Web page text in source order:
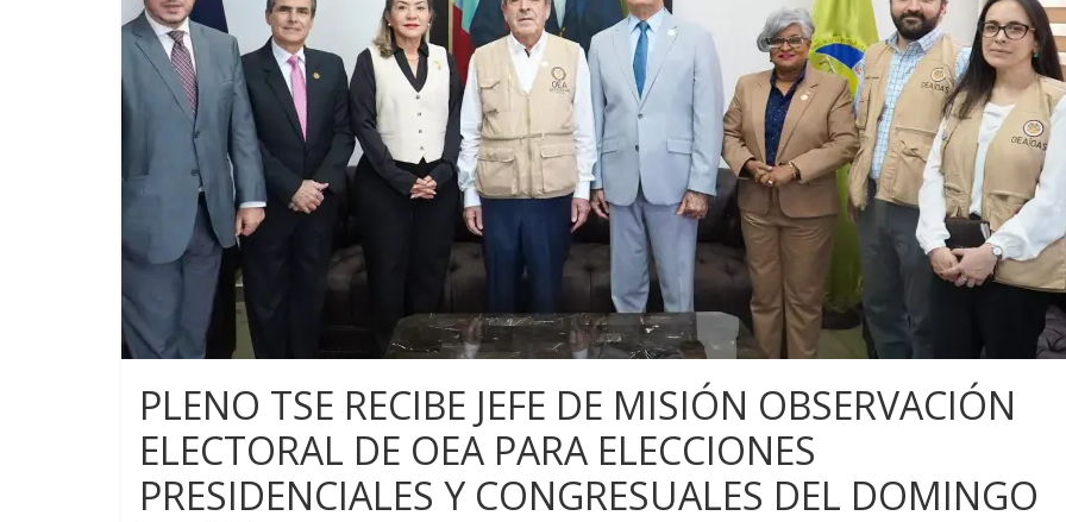
PLENO TSE RECIBE JEFE DE MISIÓN OBSERVACIÓN
ELECTORAL DE OEA PARA ELECCIONES
PRESIDENCIALES Y CONGRESUALES DEL DOMINGO